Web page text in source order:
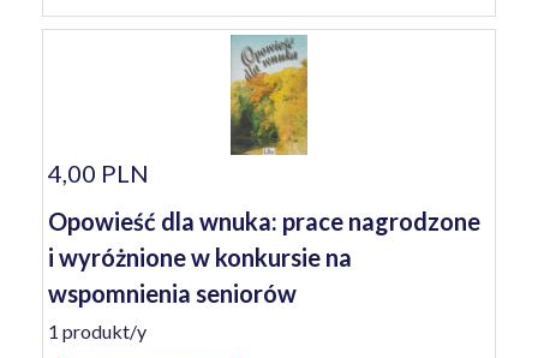
4,00 PLN
Opowieść dla wnuka: prace nagrodzone
i wyróżnione w konkursie na
wspomnienia seniorów
1 produkt/y